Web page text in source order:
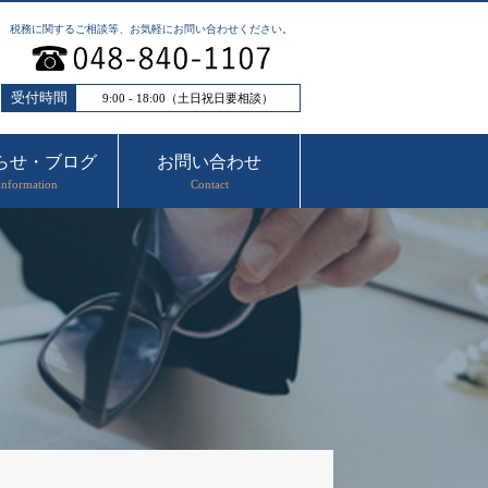
税務に関するご相談等、お気軽にお問い合わせください。
受付時間 9:00 - 18:00（土日祝日要相談）
せ・ブログ お問い合わせ
Contact